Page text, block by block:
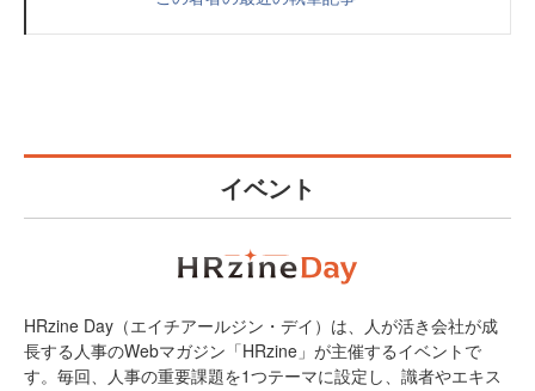
イベント
HRzine Day（エイチアールジン・デイ）は、人が活き会社が成
長する人事のWebマガジン「HRzine」が主催するイベントで
す。毎回、人事の重要課題を1つテーマに設定し、識者やエキス